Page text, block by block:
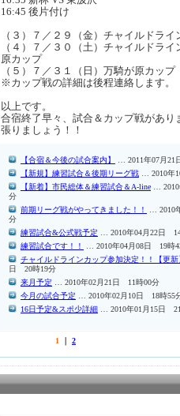
16:45 後片付け
（３）７／２９（金）チャイルドライ
（４）７／３０（土）チャイルドラ
原カップ
（５）７／３１（日）万騎が原カップ
※カップ戦の詳細は後程連絡します。
以上です。
合宿終了早々、試合＆カップ戦があり
張りましょう！！
【合宿＆今後の試合案内】
… 2011年07月
【新規】練習試合＆後期リーグ戦 … 2010年
【新着】市民総体＆練習試合＆A-line …
分
前期リーグ戦がやってきました！！
… 2010
分
練習試合&公式戦予定 … 2010年04月22日
練習試合です！！
… 2010年04月08日 19時
チャイルドラインカップ参加決定！！【更新
日 20時19分
来月予定 … 2010年02月21日 11時00分
今月の試合予定 … 2010年02月10日 18時55
16日予定&スポ少詳細 … 2010年01月15日
1 2